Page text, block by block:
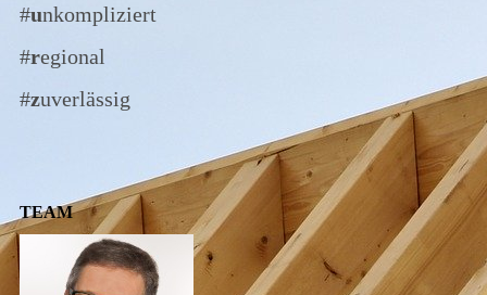
#unkompliziert
#regional
#zuverlässig
TEAM